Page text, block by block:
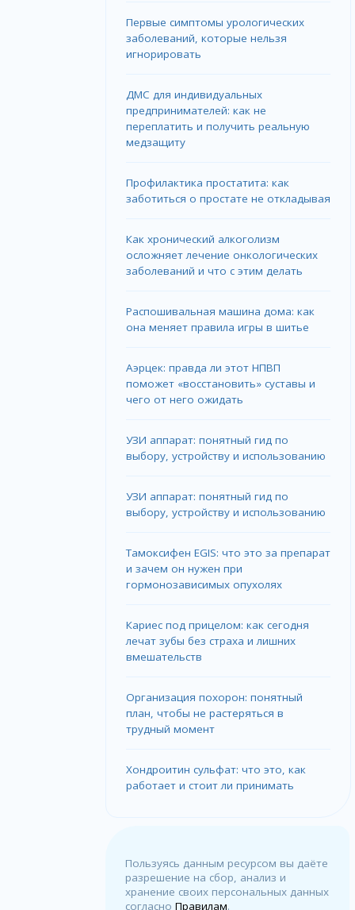
Первые симптомы урологических
заболеваний, которые нельзя
игнорировать
ДМС для индивидуальных
предпринимателей: как не
переплатить и получить реальную
медзащиту
Профилактика простатита: как
заботиться о простате не откладывая
Как хронический алкоголизм
осложняет лечение онкологических
заболеваний и что с этим делать
Распошивальная машина дома: как
она меняет правила игры в шитье
Аэрцек: правда ли этот НПВП
поможет «восстановить» суставы и
чего от него ожидать
УЗИ аппарат: понятный гид по
выбору, устройству и использованию
УЗИ аппарат: понятный гид по
выбору, устройству и использованию
Тамоксифен EGIS: что это за препарат
и зачем он нужен при
гормонозависимых опухолях
Кариес под прицелом: как сегодня
лечат зубы без страха и лишних
вмешательств
Организация похорон: понятный
план, чтобы не растеряться в
трудный момент
Хондроитин сульфат: что это, как
работает и стоит ли принимать
Пользуясь данным ресурсом вы даёте
разрешение на сбор, анализ и
хранение своих персональных данных
согласноПравилам.